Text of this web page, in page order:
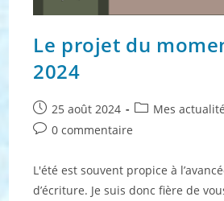
Le projet du
2024
Publication
publiée :
25 août 2024
PostMes
Commentaires
la
0 commentaire
L'été est souvent propice à
d’écriture. Je suis donc fière de